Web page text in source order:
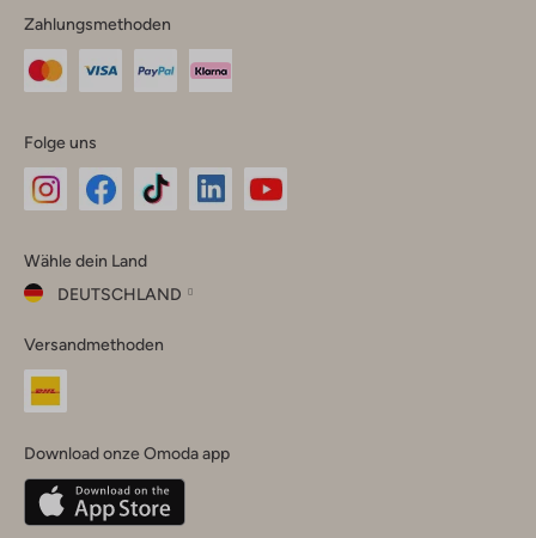
Zahlungsmethoden
Folge uns
Instagram
Facebook
TikTok
Wähle dein Land
DEUTSCHLAND
dein
Land
Belgique(Français)
Deutschland
Versandmethoden
Download onze Omoda app